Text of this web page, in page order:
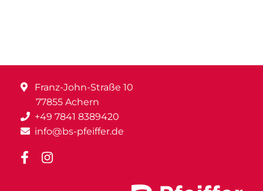
Franz-John-Straße 10
77855 Achern
+49 7841 8389420
info@bs-pfeiffer.de